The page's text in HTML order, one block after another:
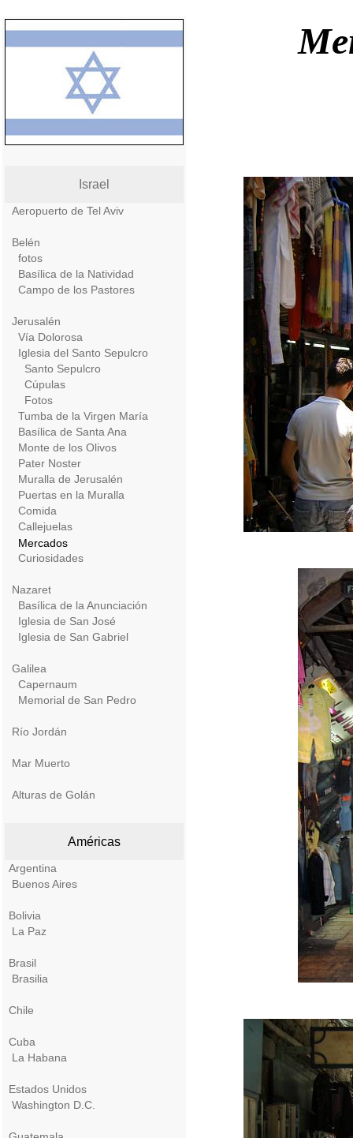
Israel
Aeropuerto de Tel Aviv
Belén
fotos
Basílica de la Natividad
Campo de los Pastores
Jerusalén
Vía Dolorosa
Iglesia del Santo Sepulcro
Santo Sepulcro
Cúpulas
Fotos
Tumba de la Virgen María
Basílica de Santa Ana
Monte de los Olivos
Pater Noster
Muralla de Jerusalén
Puertas en la Muralla
Comida
Callejuelas
Mercados
Curiosidades
Nazaret
Basílica de la Anunciación
Iglesia de San José
Iglesia de San Gabriel
Galilea
Capernaum
Memorial de San Pedro
Río Jordán
Mar Muerto
Alturas de Golán
Américas
Argentina
Buenos Aires
Bolivia
La Paz
Brasil
Brasilia
Chile
Cuba
La Habana
Estados Unidos
Washington D.C.